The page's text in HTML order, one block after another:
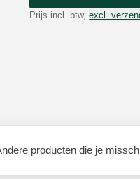
Prijs incl. btw, excl.
producten die je